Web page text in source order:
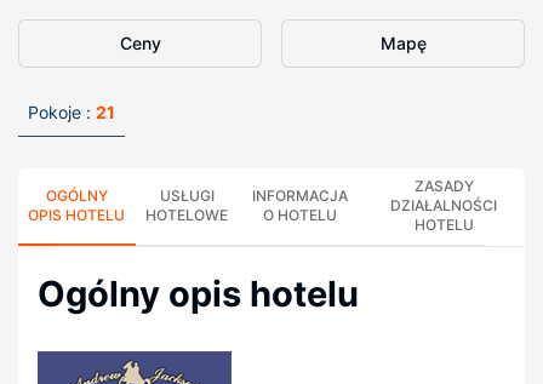
Ceny Mapę
Pokoje : 21
OGÓLNY
OPIS HOTELU
USŁUGI
HOTELOWE
INFORMACJA
O HOTELU
ZASADY
DZIAŁALNOŚCI
HOTELU
Ogólny opis hotelu